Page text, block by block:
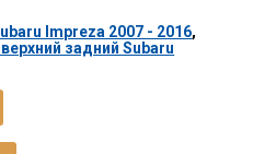
Impreza 2007 - 2016,
задний Subaru